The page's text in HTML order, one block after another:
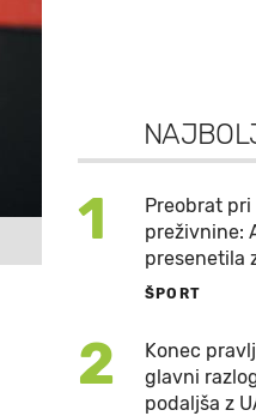
1
Preobrat
preživnine:
presenetila
ŠPORT
2
Konec
glavni
podaljša z